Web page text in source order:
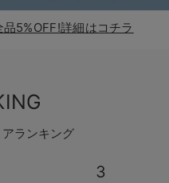
5%OFF!詳細はコチラ
ランキング
3